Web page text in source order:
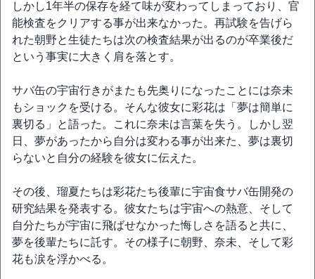
しかし1年半の保存を経て味が変わってしまっており、官
能検査をクリアする事が出来なかった。再試験を告げら
れた朝野と生徒たちは次の検査結果が出るのが卒業後だ
という事実に大きく肩を落とす。
サバ缶の宇宙行きがまたも先奥りになったことには奈未
もショックを受ける。そんな彼女に彩花は「夢は簡単に
裏切る」と語った。これに奈未は言葉を失う。しかし翌
日、夢があったから自分は変わる事が出来た、夢は裏切
らないと自分の経験を彼女に伝えた。
その後、瑠夏たちは彩花たち後輩に宇宙食サバ缶開発の
研究結果を発表する。彼女たちは宇宙への熱意、そして
自分たちが宇宙に飛ばせなかった悔しさを語ると共に、
夢を後輩たちに託す。その様子に朝野、奈未、そして彩
花も涙を浮かべる。